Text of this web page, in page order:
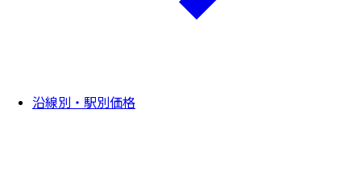
沿線別・駅別価格